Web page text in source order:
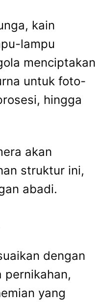
kain
lampu
menciptakan
untuk foto-
hingga
akan
struktur ini,
abadi.
dengan
pernikahan,
yang